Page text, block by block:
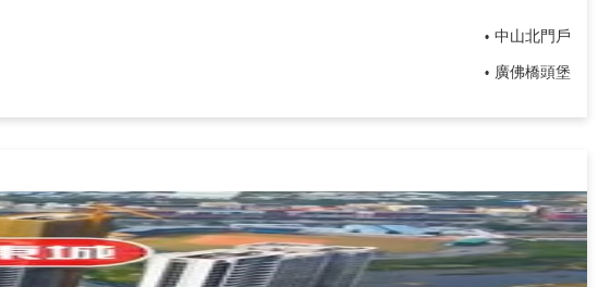
• 中山北門戶
• 廣佛橋頭堡